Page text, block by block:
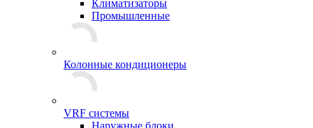
Климатизаторы
Промышленные
Колонные кондиционеры
VRF системы
Наружные блоки